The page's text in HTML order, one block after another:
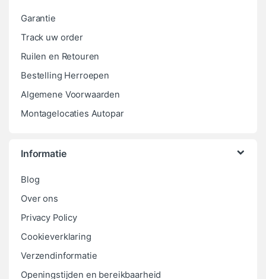
Garantie
Track uw order
Ruilen en Retouren
Bestelling Herroepen
Algemene Voorwaarden
Montagelocaties Autopar
Informatie
Blog
Over ons
Privacy Policy
Cookieverklaring
Verzendinformatie
Openingstijden en bereikbaarheid